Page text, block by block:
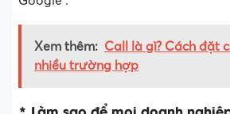
Xem thêm: Call là gì? Cách đặt
nhiều trường hợp
* Làm sao để mọi doanh